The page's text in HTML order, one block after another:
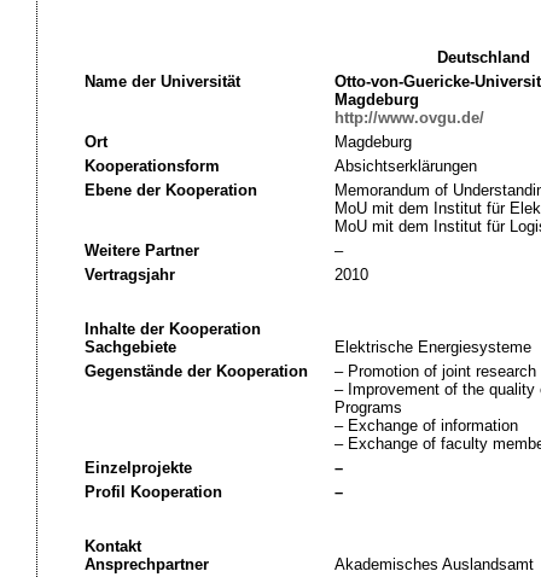
Deutschland
Name der Universität
Otto-von-Guericke-
Magdeburg
http://www.ovgu.de/
Ort
Magdeburg
Kooperationsform
Absichtserklärungen
Ebene der Kooperation
Memorandum of
MoU mit dem Institut für
MoU mit dem Institut für
Weitere Partner
–
Vertragsjahr
2010
Inhalte der Kooperation
Sachgebiete
Elektrische Energiesysteme
Gegenstände der Kooperation
– Promotion of joint
– Improvement of the quality
Programs
– Exchange of information
– Exchange of faculty
Einzelprojekte
–
Profil Kooperation
–
Kontakt
Ansprechpartner
Akademisches Auslandsamt